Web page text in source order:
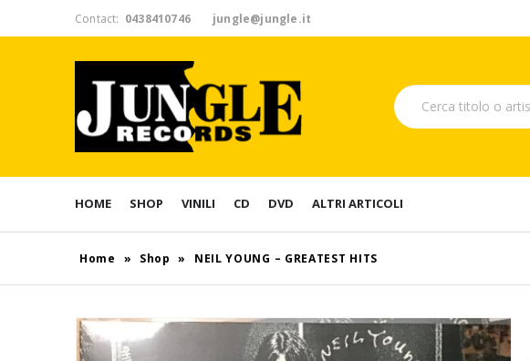
Contact: 0438410746 jungle@jungle.it
HOME SHOP VINILI CD DVD ALTRI ARTICOLI
Home » Shop » NEIL YOUNG – GREATEST HITS